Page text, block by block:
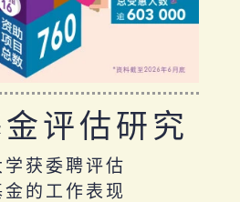
评估研究
学获委聘评估
的工作表现